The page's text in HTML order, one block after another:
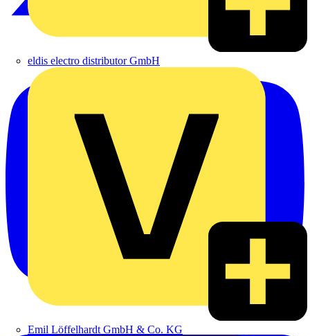
eldis electro distributor GmbH
Emil Löffelhardt GmbH & Co. KG